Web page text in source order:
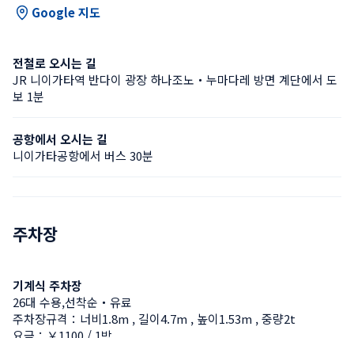
Google 지도
전철로 오시는 길
JR 니이가타역 반다이 광장 하나조노・누마다레 방면 계단에서 도
보 1분
공항에서 오시는 길
니이가타공항에서 버스 30분
주차장
기계식 주차장
26대 수용,선착순・유료
주차장규격：너비1.8m , 길이4.7m , 높이1.53m , 중량2t